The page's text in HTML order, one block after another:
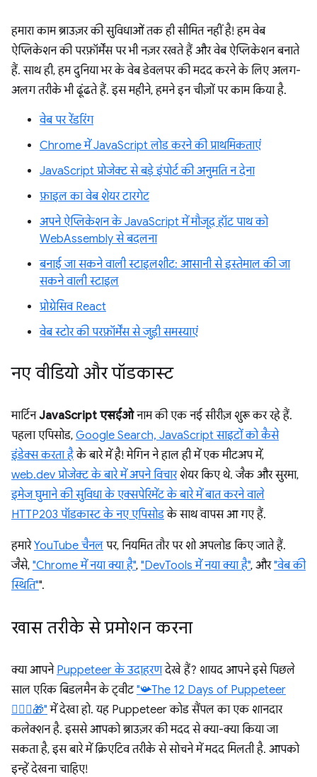
हमारा काम ब्राउज़र की सुविधाओं तक ही सीमित नहीं है! हम वेब
ऐप्लिकेशन की परफ़ॉर्मेंस पर भी नज़र रखते हैं और वेब ऐप्लिकेशन बनाते
हैं. साथ ही, हम दुनिया भर के वेब डेवलपर की मदद करने के लिए अलग-
अलग तरीके भी ढूंढते हैं. इस महीने, हमने इन चीज़ों पर काम किया है.
वेब पर रेंडरिंग
Chrome में JavaScript लोड करने की प्राथमिकताएं
JavaScript प्रोजेक्ट से बड़े इंपोर्ट की अनुमति न देना
फ़ाइल का वेब शेयर टारगेट
अपने ऐप्लिकेशन के JavaScript में मौजूद हॉट पाथ को
WebAssembly से बदलना
बनाई जा सकने वाली स्टाइलशीट: आसानी से इस्तेमाल की जा
सकने वाली स्टाइल
प्रोग्रेसिव React
वेब स्टोर की परफ़ॉर्मेंस से जुड़ी समस्याएं
नए वीडियो और पॉडकास्ट
मार्टिनJavaScript एसईओनाम की एक नई सीरीज़ शुरू कर रहे हैं.
पहला एपिसोड, Google Search, JavaScript साइटों को कैसे
इंडेक्स करता हैके बारे में है! मेगिन ने हाल ही में एक मीटअप में,
web.dev प्रोजेक्ट के बारे में अपने विचारशेयर किए थे. जैक और सुरमा,
इमेज घुमाने की सुविधा के एक्सपेरिमेंट के बारे में बात करने वाले
HTTP203 पॉडकास्ट के नए एपिसोडके साथ वापस आ गए हैं.
हमारेYouTube चैनल पर, नियमित तौर पर शो अपलोड किए जाते हैं.
जैसे, "Chrome में नया क्या है", "DevTools में नया क्या है", और"वेब की
स्थिति"".
खास तरीके से प्रमोशन करना
क्या आपने Puppeteer के उदाहरणदेखे हैं? शायद आपने इसे पिछले
साल एरिक बिडलमैन के ट्वीट"📯The 12 Days of Puppeteer
🤹🏻‍♂️🎁" में देखा हो. यह Puppeteer कोड सैंपल का एक शानदार
कलेक्शन है. इससे आपको ब्राउज़र की मदद से क्या-क्या किया जा
सकता है, इस बारे में क्रिएटिव तरीके से सोचने में मदद मिलती है. आपको
इन्हें देखना चाहिए!